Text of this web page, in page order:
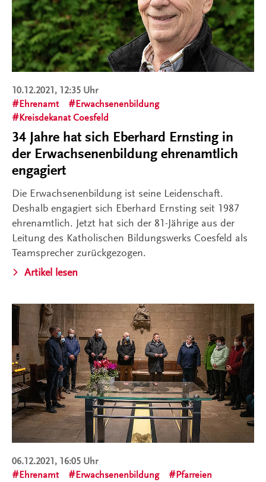
10.12.2021, 12:35 Uhr
Ehrenamt
Erwachsenenbildung
Kreisdekanat Coesfeld
34 Jahre hat sich Eberhard Ernsting in
der Erwachsenenbildung ehrenamtlich
engagiert
Die Erwachsenenbildung ist seine Leidenschaft.
Deshalb engagiert sich Eberhard Ernsting seit 1987
ehrenamtlich. Jetzt hat sich der 81-Jährige aus der
Leitung des Katholischen Bildungswerks Coesfeld als
Teamsprecher zurückgezogen.
Artikel lesen
06.12.2021, 16:05 Uhr
Ehrenamt
Erwachsenenbildung
Pfarreien